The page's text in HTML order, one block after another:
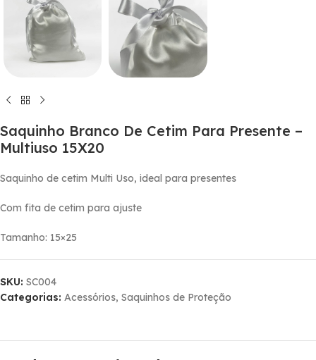
Saquinho Branco De Cetim Para Presente –
Multiuso 15X20
Saquinho de cetim Multi Uso, ideal para presentes
Com fita de cetim para ajuste
Tamanho: 15×25
SKU: SC004
Categorias: Acessórios, Saquinhos de Proteção